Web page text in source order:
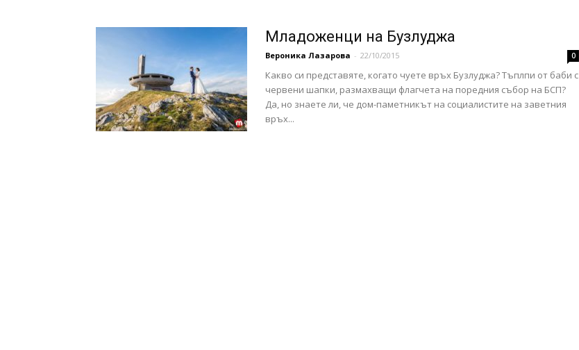
вкус
Младоженци на Бузлуджа
Вероника Лазарова - 22/10/2015 0
Какво си представяте, когато чуете връх Бузлуджа? Тъплпи от баби с
червени шапки, размахващи флагчета на поредния събор на БСП?
Да, но знаете ли, че дом-паметникът на социалистите на заветния
връх...